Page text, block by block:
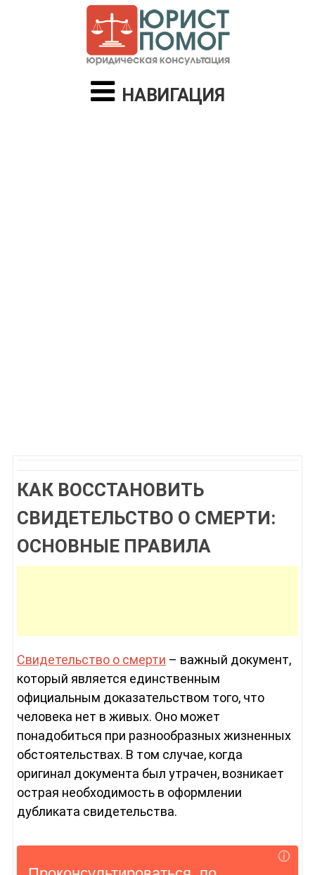
НАВИГАЦИЯ
КАК ВОССТАНОВИТЬ
СВИДЕТЕЛЬСТВО О СМЕРТИ:
ОСНОВНЫЕ ПРАВИЛА
Свидетельство о смерти – важный документ,
который является единственным
официальным доказательством того, что
человека нет в живых. Оно может
понадобиться при разнообразных жизненных
обстоятельствах. В том случае, когда
оригинал документа был утрачен, возникает
острая необходимость в оформлении
дубликата свидетельства.